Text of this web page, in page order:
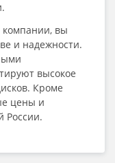
компании, вы
и надежности.
высокое
Кроме
цены и
России.